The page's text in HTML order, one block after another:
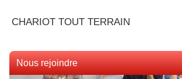
CHARIOT TOUT TERRAIN
Nous rejoindre